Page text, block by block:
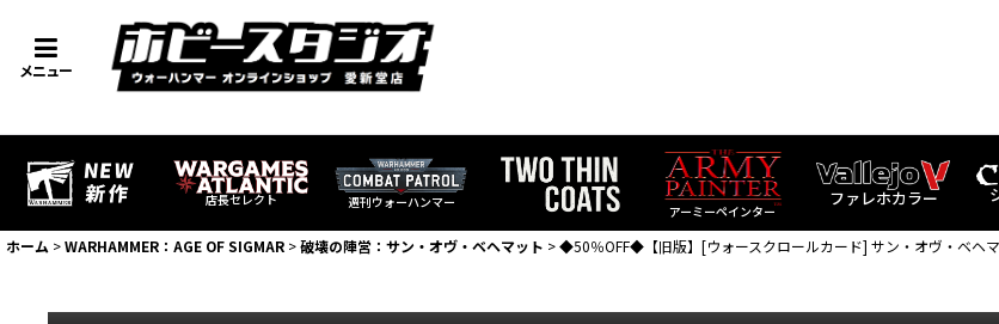
メニュー
店長セレクト 週刊ウォーハンマー
アーミーペインター
ファレホカラー
ホーム >WARHAMMER：AGE OF SIGMAR >破壊の陣営：サン・オヴ・ベヘマット >◆50％OFF◆【旧版】[ウォースクロールカード] サン・オヴ・ベヘ